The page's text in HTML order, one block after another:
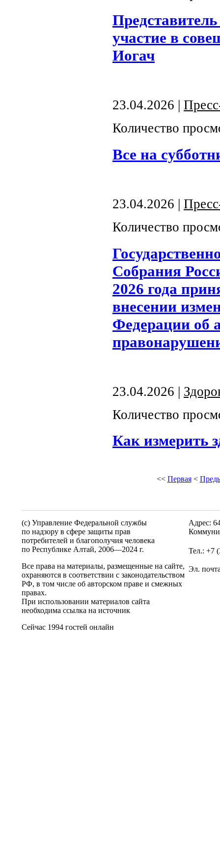
участие в
Иогач
23.04.2026 |
Количество
Все на
23.04.2026 |
Количество
Собрания
2026 года
внесении
Федерации об
23.04.2026 |
Количество
Как измерить
<< Первая<
(c) Управление Федеральной службы
по надзору в сфере защиты прав
потребителей и благополучия человека
по Республике Алтай, 2006—2024 г.
Все права на материалы, размещенные на сайте,
охраняются в соответствии с законодательством
РФ, в том числе об авторском праве и смежных
правах.
При использовании материалов сайта
необходима ссылка на источник
Сейчас 1994 гостей онлайн
Адрес:
Тел.: +7
Эл.